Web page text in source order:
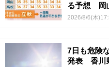
る予想 岡
2026/8/6(木
7日も危険
発表 香川